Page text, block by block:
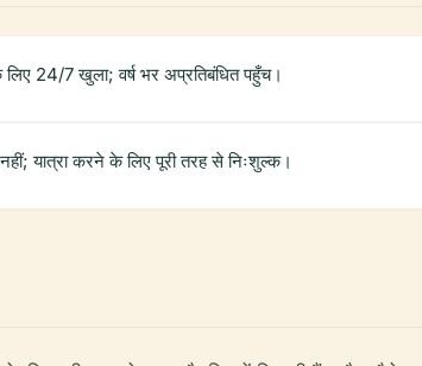
24/7 खुला; वर्ष भर अप्रतिबंधित पहुँच।
यात्रा करने के लिए पूरी तरह से निःशुल्क।